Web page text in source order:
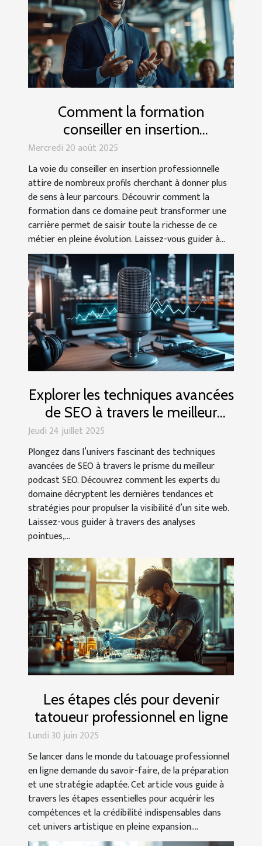
Comment la formation
conseiller en insertion
professionnelle peut transformer
votre carrière ?
Mercredi 20 août 2025
La voie du conseiller en insertion professionnelle
attire de nombreux profils cherchant à donner plus
de sens à leur parcours. Découvrir comment la
formation dans ce domaine peut transformer une
carrière permet de saisir toute la richesse de ce
métier en pleine évolution. Laissez-vous guider à...
Explorer les techniques avancées
de SEO à travers le meilleur
Jeudi 24 juillet 2025
Plongez dans l’univers fascinant des techniques
avancées de SEO à travers le prisme du meilleur
podcast SEO. Découvrez comment les experts du
domaine décryptent les dernières tendances et
stratégies pour propulser la visibilité d’un site web.
Laissez-vous guider à travers des analyses
pointues,...
Les étapes clés pour devenir
tatoueur professionnel en ligne
Lundi 30 juin 2025
Se lancer dans le monde du tatouage professionnel
en ligne demande du savoir-faire, de la préparation
et une stratégie adaptée. Cet article vous guide à
travers les étapes essentielles pour acquérir les
compétences et la crédibilité indispensables dans
cet univers artistique en pleine expansion....